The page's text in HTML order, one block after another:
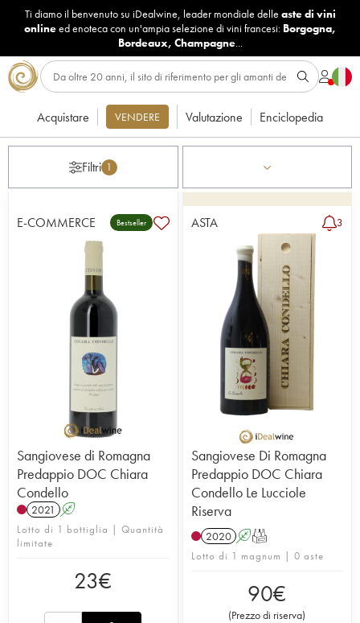
Ti diamo il benvenuto su iDealwine, leader mondiale delle aste di vini
onlineed enoteca con un'ampia selezione di vini francesi: Borgogna,
Bordeaux, Champagne...
Acquistare VENDERE Valutazione Enciclopedia
Filtri 1
E-COMMERCE Bestseller
Sangiovese di Romagna
Predappio DOC Chiara
Condello
2021 A
Lotto di 1 bottiglia | Quantità
limitate
23€
ASTA 3
Sangiovese Di Romagna
Predappio DOC Chiara
Condello Le Lucciole
Riserva
2020 AT
Lotto di 1 magnum | 0 aste
90€
(Prezzo di riserva)